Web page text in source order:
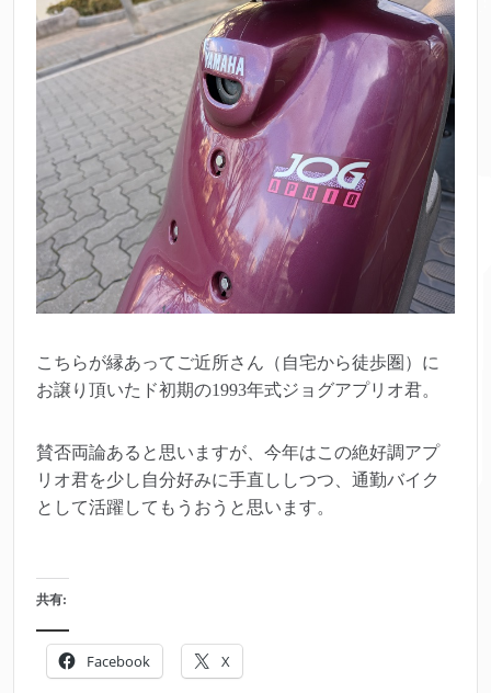
こちらが縁あってご近所さん（自宅から徒歩圏）に
お譲り頂いたド初期の1993年式ジョグアプリオ君。
賛否両論あると思いますが、今年はこの絶好調アプ
リオ君を少し自分好みに手直ししつつ、通勤バイク
として活躍してもうおうと思います。
共有:
Facebook X